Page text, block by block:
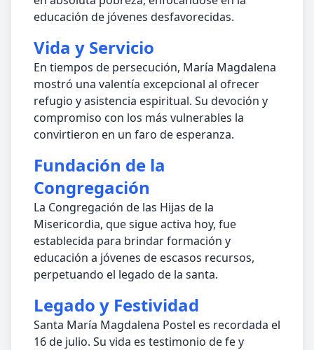
educación de jóvenes desfavorecidas.
Vida y Servicio
En tiempos de persecución, María Magdalena
mostró una valentía excepcional al ofrecer
refugio y asistencia espiritual. Su devoción y
compromiso con los más vulnerables la
convirtieron en un faro de esperanza.
Fundación de la
Congregación
La Congregación de las Hijas de la
Misericordia, que sigue activa hoy, fue
establecida para brindar formación y
educación a jóvenes de escasos recursos,
perpetuando el legado de la santa.
Legado y Festividad
Santa María Magdalena Postel es recordada el
16 de julio. Su vida es testimonio de fe y